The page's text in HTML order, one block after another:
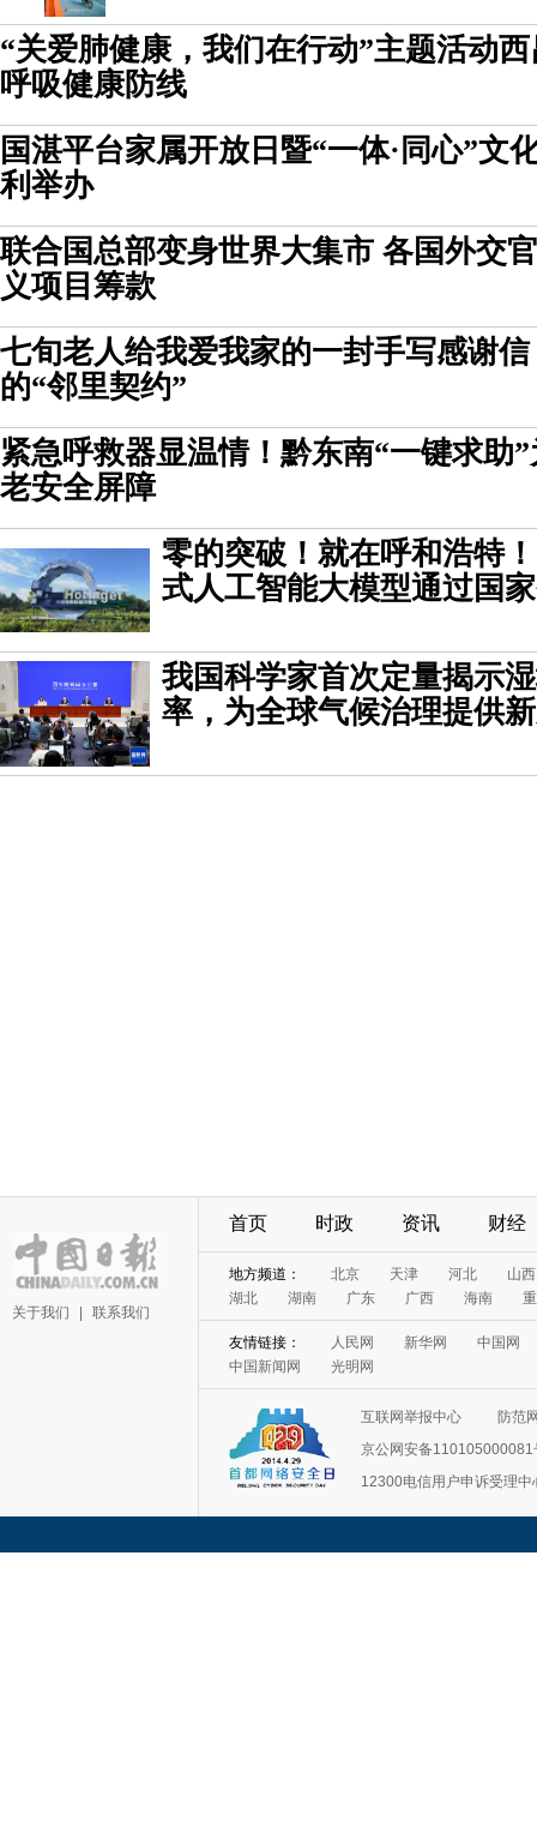
“关爱肺健康，我们在行动”主题活动
呼吸健康防线
国湛平台家属开放日暨“一体·同心”文
利举办
联合国总部变身世界大集市 各国外交
义项目筹款
七旬老人给我爱我家的一封手写感谢
的“邻里契约”
紧急呼救器显温情！黔东南“一键求助
老安全屏障
零的突破！就在呼和浩特
式人工智能大模型通过国
我国科学家首次定量揭示
率，为全球气候治理提供
关于我们 联系我们
首页 时政 资讯 财经
地方频道： 北京 天津 河北
山西
湖北
湖南 广东 广西 海南
友情链接： 人民网 新华网
中国网
中国新闻网
光明网
互联网举报中心
防范
京公网安备110105000081
12300电信用户申诉受理中